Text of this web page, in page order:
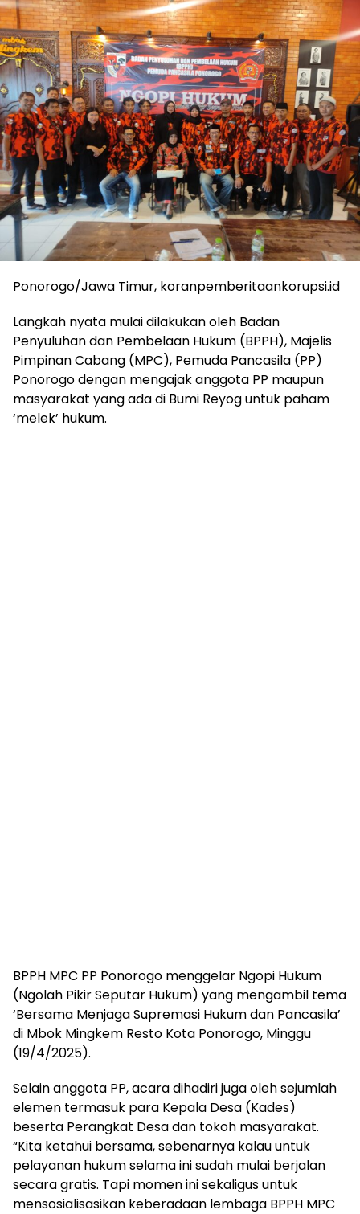
Ponorogo/Jawa Timur, koranpemberitaankorupsi.id
Langkah nyata mulai dilakukan oleh Badan
Penyuluhan dan Pembelaan Hukum (BPPH), Majelis
Pimpinan Cabang (MPC), Pemuda Pancasila (PP)
Ponorogo dengan mengajak anggota PP maupun
masyarakat yang ada di Bumi Reyog untuk paham
‘melek’ hukum.
BPPH MPC PP Ponorogo menggelar Ngopi Hukum
(Ngolah Pikir Seputar Hukum) yang mengambil tema
‘Bersama Menjaga Supremasi Hukum dan Pancasila’
di Mbok Mingkem Resto Kota Ponorogo, Minggu
(19/4/2025).
Selain anggota PP, acara dihadiri juga oleh sejumlah
elemen termasuk para Kepala Desa (Kades)
beserta Perangkat Desa dan tokoh masyarakat.
“Kita ketahui bersama, sebenarnya kalau untuk
pelayanan hukum selama ini sudah mulai berjalan
secara gratis. Tapi momen ini sekaligus untuk
mensosialisasikan keberadaan lembaga BPPH MPC